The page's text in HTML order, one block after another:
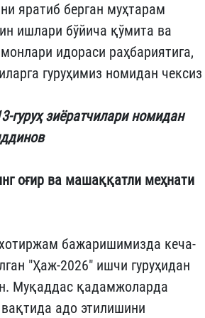
яратиб берган муҳтарам
ишлари бўйича қўмита ва
идораси раҳбариятига,
гуруҳимиз номидан чексиз
гуруҳ зиёратчилари номидан
оғир ва машаққатли меҳнати
бажаришимизда кеча-
"Ҳаж-2026" ишчи гуруҳидан
Муқаддас қадамжоларда
адо этилишини